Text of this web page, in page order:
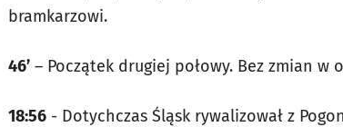
bramkarzowi.
46’ – Początek drugiej połowy. Bez zmian w
18:56 - Dotychczas Śląsk rywalizował z